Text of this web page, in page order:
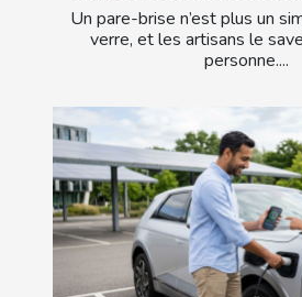
Un pare-brise n’est plus un
verre, et les artisans le
personne....